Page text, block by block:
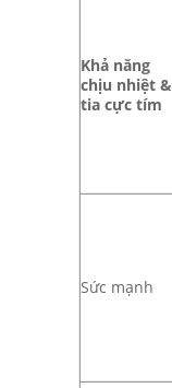
Khả năng
chịu nhiệt &
tia cực tím
Sức mạnh